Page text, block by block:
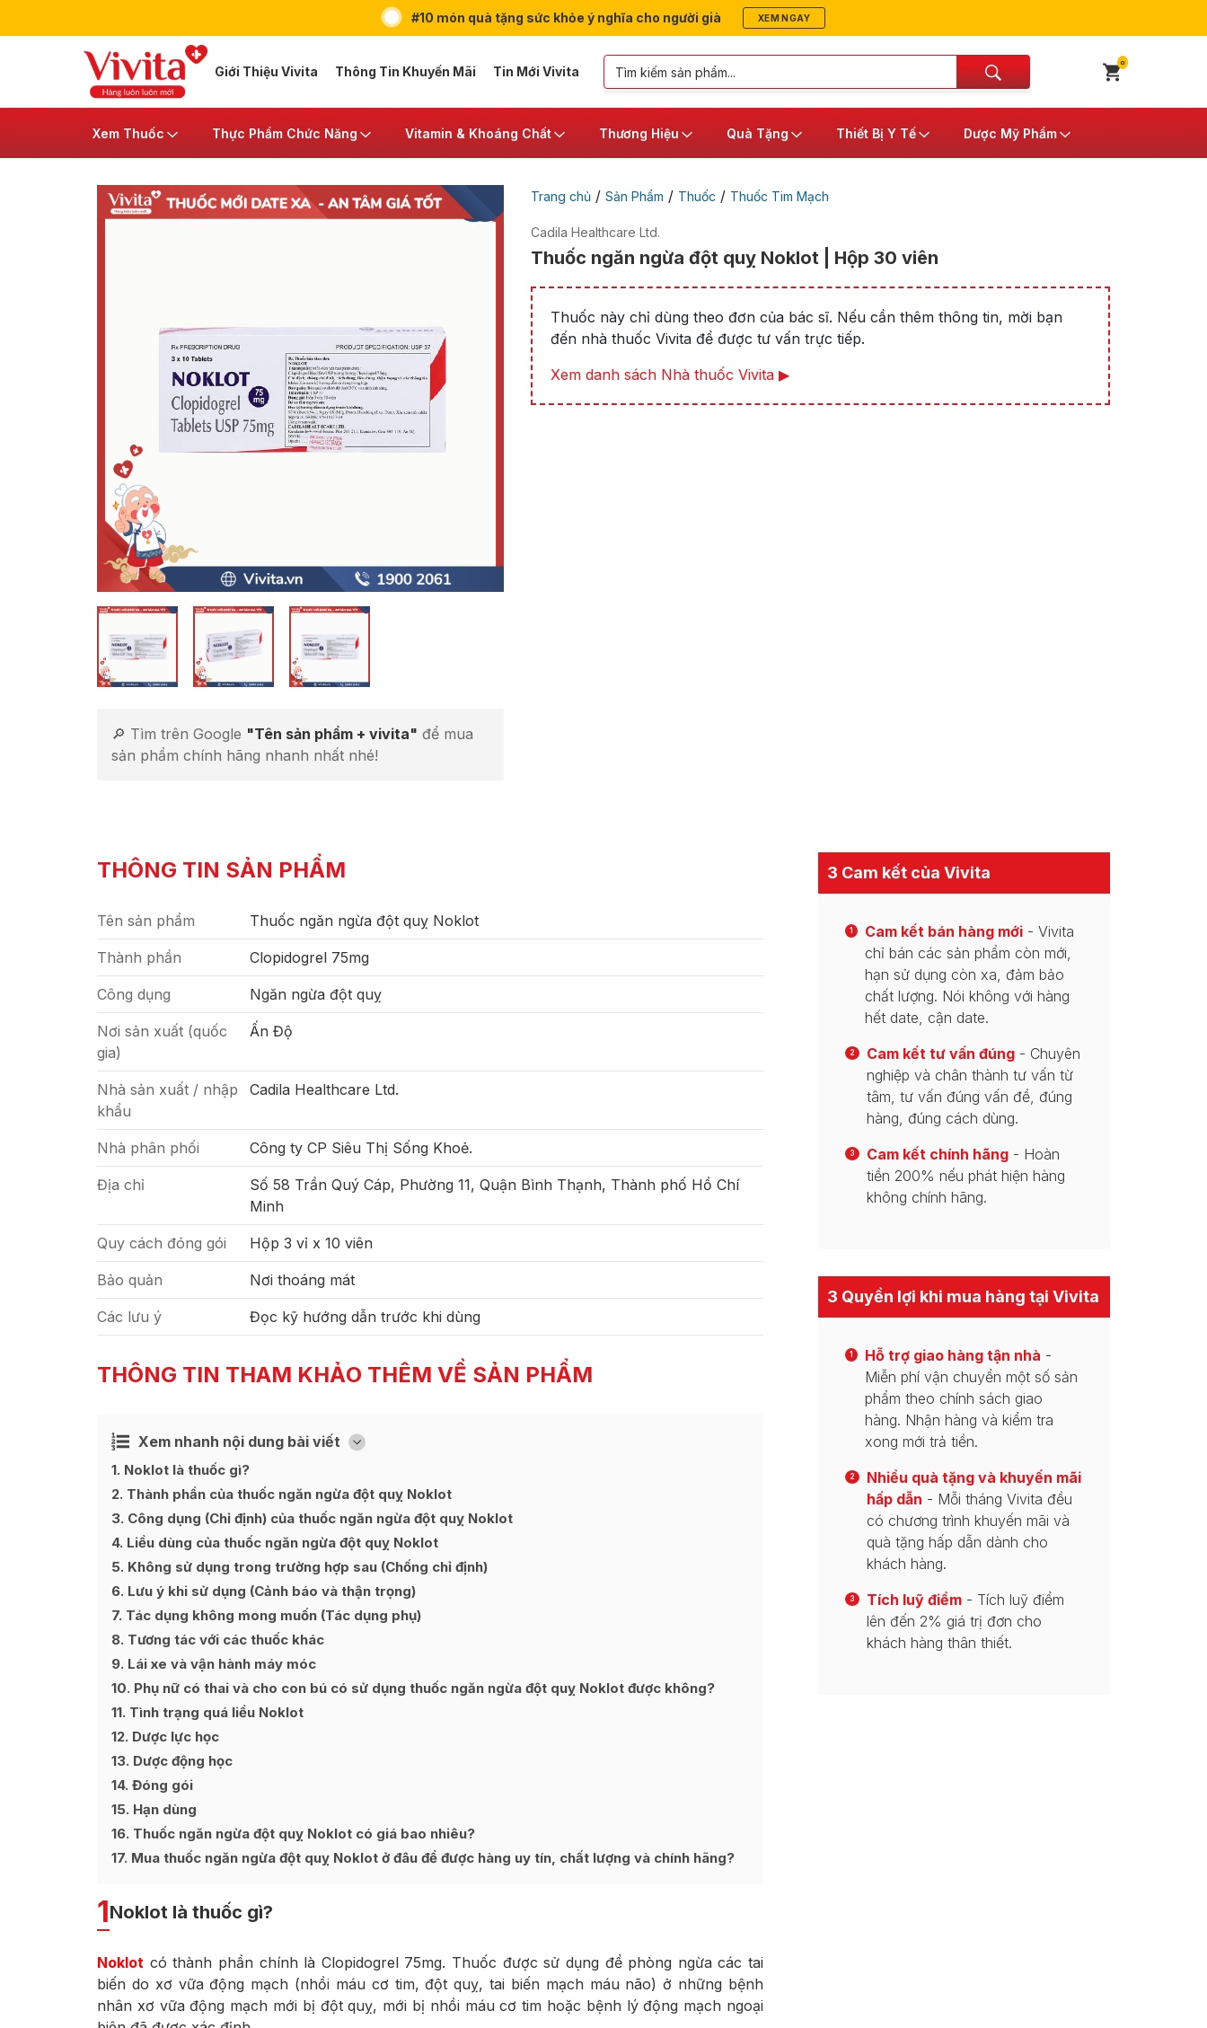
#10 món quà tặng sức khỏe ý nghĩa cho người già XEM NGAY
Giới Thiệu Vivita Thông Tin Khuyến Mãi Tin Mới Vivita
0
Xem Thuốc Thực Phẩm Chức Năng Vitamin & Khoáng Chất Thương Hiệu Quà Tặng Thiết Bị Y Tế Dược Mỹ Phẩm
🔎 Tìm trên Google "Tên sản phẩm + vivita" để mua
sản phẩm chính hãng nhanh nhất nhé!
Trang chủ/ Sản Phẩm / Thuốc / Thuốc Tim Mạch
Cadila Healthcare Ltd.
Thuốc ngăn ngừa đột quỵ Noklot | Hộp 30 viên
Thuốc này chỉ dùng theo đơn của bác sĩ. Nếu cần thêm thông tin, mời bạn
đến nhà thuốc Vivita để được tư vấn trực tiếp.
Xem danh sách Nhà thuốc Vivita ▶
THÔNG TIN SẢN PHẨM
Tên sản phẩm Thuốc ngăn ngừa đột quỵ Noklot
Thành phần Clopidogrel 75mg
Công dụng Ngăn ngừa đột quỵ
Nơi sản xuất (quốc
gia)
Ấn Độ
Nhà sản xuất / nhập
khẩu
Cadila Healthcare Ltd.
Nhà phân phối Công ty CP Siêu Thị Sống Khoẻ.
Địa chỉ
Số 58 Trần Quý Cáp, Phường 11, Quận Bình Thạnh, Thành phố Hồ Chí
Minh
Quy cách đóng gói Hộp 3 vỉ x 10 viên
Bảo quản Nơi thoáng mát
Các lưu ý Đọc kỹ hướng dẫn trước khi dùng
THÔNG TIN THAM KHẢO THÊM VỀ SẢN PHẨM
Xem nhanh nội dung bài viết [
Ẩn
1 Noklot là thuốc gì?
2 Thành phần của thuốc ngăn ngừa đột quỵ Noklot
3 Công dụng (Chỉ định) của thuốc ngăn ngừa đột quỵ Noklot
4 Liều dùng của thuốc ngăn ngừa đột quỵ Noklot
5 Không sử dụng trong trường hợp sau (Chống chỉ định)
6 Lưu ý khi sử dụng (Cảnh báo và thận trọng)
7 Tác dụng không mong muốn (Tác dụng phụ)
8 Tương tác với các thuốc khác
9 Lái xe và vận hành máy móc
10 Phụ nữ có thai và cho con bú có sử dụng thuốc ngăn ngừa đột quỵ Noklot được không?
11 Tình trạng quá liều Noklot
12 Dược lực học
13 Dược động học
14 Đóng gói
15 Hạn dùng
16 Thuốc ngăn ngừa đột quỵ Noklot có giá bao nhiêu?
17 Mua thuốc ngăn ngừa đột quỵ Noklot ở đâu để được hàng uy tín, chất lượng và chính hãng?
1Noklot là thuốc gì?
Noklot có thành phần chính là Clopidogrel 75mg. Thuốc được sử dụng để phòng ngừa các tai
biến do xơ vữa động mạch (nhồi máu cơ tim, đột quỵ, tai biến mạch máu não) ở những bệnh
nhân xơ vữa động mạch mới bị đột quỵ, mới bị nhồi máu cơ tim hoặc bệnh lý động mạch ngoại
3 Cam kết của Vivita
1 Cam kết bán hàng mới - Vivita
chỉ bán các sản phẩm còn mới,
hạn sử dụng còn xa, đảm bảo
chất lượng. Nói không với hàng
hết date, cận date.
2 Cam kết tư vấn đúng - Chuyên
nghiệp và chân thành tư vấn từ
tâm, tư vấn đúng vấn đề, đúng
hàng, đúng cách dùng.
3 Cam kết chính hãng - Hoàn
tiền 200% nếu phát hiện hàng
không chính hãng.
3 Quyền lợi khi mua hàng tại Vivita
1 Hỗ trợ giao hàng tận nhà -
Miễn phí vận chuyển một số sản
phẩm theo chính sách giao
hàng. Nhận hàng và kiểm tra
xong mới trả tiền.
2
Nhiều quà tặng và khuyến mãi
hấp dẫn - Mỗi tháng Vivita đều
có chương trình khuyến mãi và
quà tặng hấp dẫn dành cho
khách hàng.
3 Tích luỹ điểm - Tích luỹ điểm
lên đến 2% giá trị đơn cho
khách hàng thân thiết.